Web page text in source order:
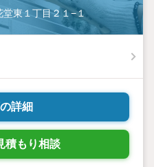
東１丁目２１−１
詳細
積もり相談